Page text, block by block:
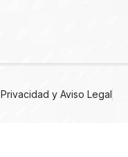
y Aviso Legal